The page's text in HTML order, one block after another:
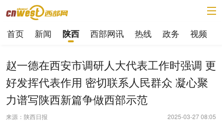
首页 新闻 陕西 西部网讯 热线 政务 视频
赵一德在西安市调研人大代表工作时强调 更
好发挥代表作用 密切联系人民群众 凝心聚
力谱写陕西新篇争做西部示范
来源：陕西日报 2025-03-27 08:05